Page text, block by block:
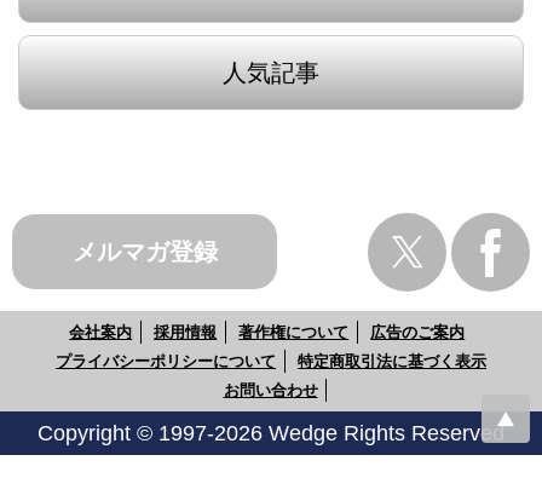
人気記事
メルマガ登録
会社案内 採用情報 著作権について
広告のご案内
プライバシーポリシーについて
特定商取引法に基づく表示
お問い合わせ
Copyright © 1997-2026 Wedge Rights Reserved